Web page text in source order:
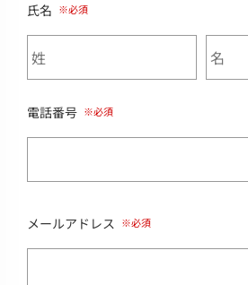
氏名
電話番号
メールアドレス